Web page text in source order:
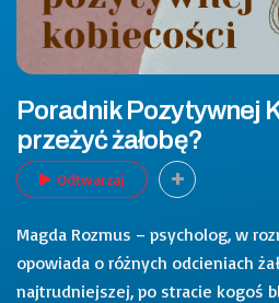
Poradnik Pozytywnej
przeżyć żałobę?
Odtwarzaj
Magda Rozmus – psycholog, w
opowiada o różnych odcieniach
najtrudniejszej, po stracie kogoś